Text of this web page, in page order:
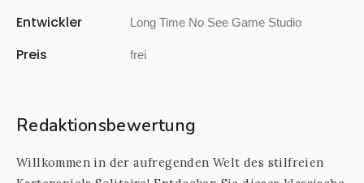
Entwickler Long Time No See Game Studio
Preis frei
Redaktionsbewertung
Willkommen in der aufregenden Welt des stilfreien